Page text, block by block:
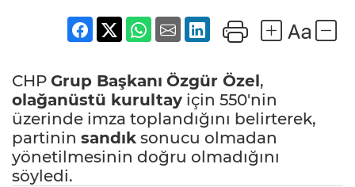
CHP Grup Başkanı Özgür Özel,
olağanüstü kurultay için 550'nin
üzerinde imza toplandığını belirterek,
partinin sandık sonucu olmadan
yönetilmesinin doğru olmadığını
söyledi.